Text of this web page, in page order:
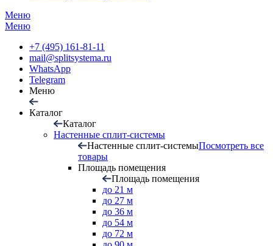
Меню
Меню
+7 (495) 161-81-11
mail@splitsystema.ru
WhatsApp
Telegram
Меню
Каталог
Каталог
Настенные сплит-системы
Настенные сплит-системыПосмотреть все
товары
Площадь помещения
Площадь помещения
до 21 м
до 27 м
до 36 м
до 54 м
до 72 м